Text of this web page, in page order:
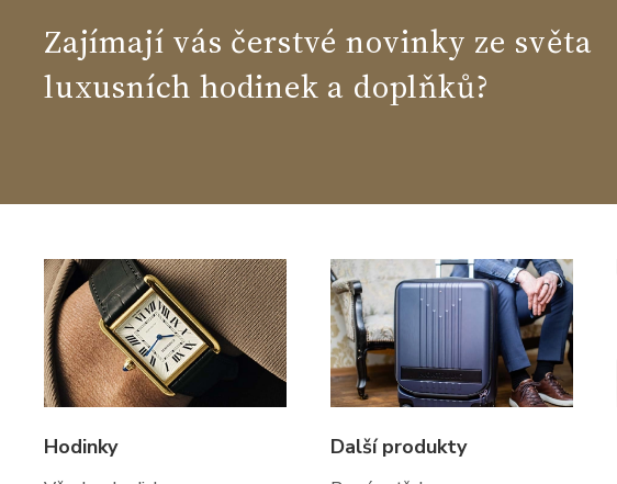
Zajímají vás čerstvé novinky ze světa
luxusních hodinek a doplňků?
Hodinky Další produkty